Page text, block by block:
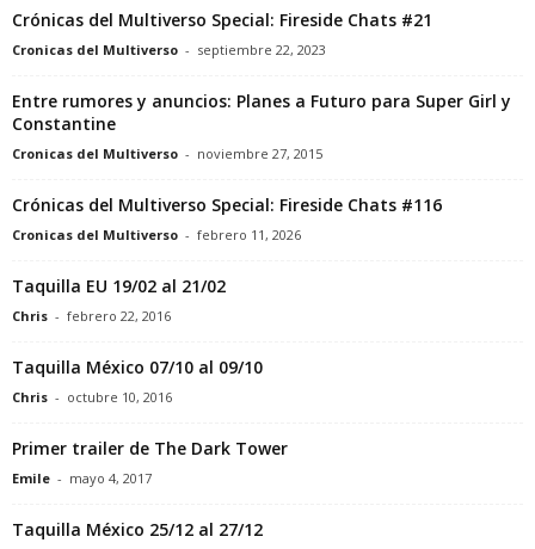
Crónicas del Multiverso Special: Fireside Chats #21
Cronicas del Multiverso - septiembre 22, 2023
Entre rumores y anuncios: Planes a Futuro para Super Girl y
Constantine
Cronicas del Multiverso - noviembre 27, 2015
Crónicas del Multiverso Special: Fireside Chats #116
Cronicas del Multiverso - febrero 11, 2026
Taquilla EU 19/02 al 21/02
Chris - febrero 22, 2016
Taquilla México 07/10 al 09/10
Chris - octubre 10, 2016
Primer trailer de The Dark Tower
Emile - mayo 4, 2017
Taquilla México 25/12 al 27/12